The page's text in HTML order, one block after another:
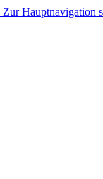
Zur Hauptnavigation